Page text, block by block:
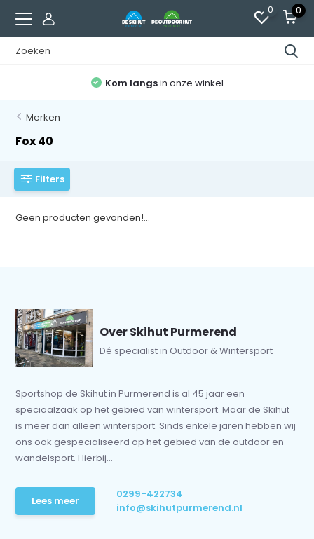
0 0
Kom langsin onze winkel
Merken
Fox 40
Filters
Geen producten gevonden!...
Over Skihut Purmerend
Dé specialist in Outdoor & Wintersport
Sportshop de Skihut in Purmerend is al 45 jaar een
speciaalzaak op het gebied van wintersport. Maar de Skihut
is meer dan alleen wintersport. Sinds enkele jaren hebben wij
ons ook gespecialiseerd op het gebied van de outdoor en
wandelsport. Hierbij...
Lees meer
0299-422734
info@skihutpurmerend.nl